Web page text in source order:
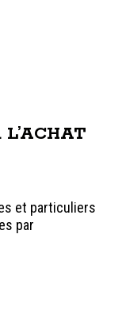
et particuliers
par